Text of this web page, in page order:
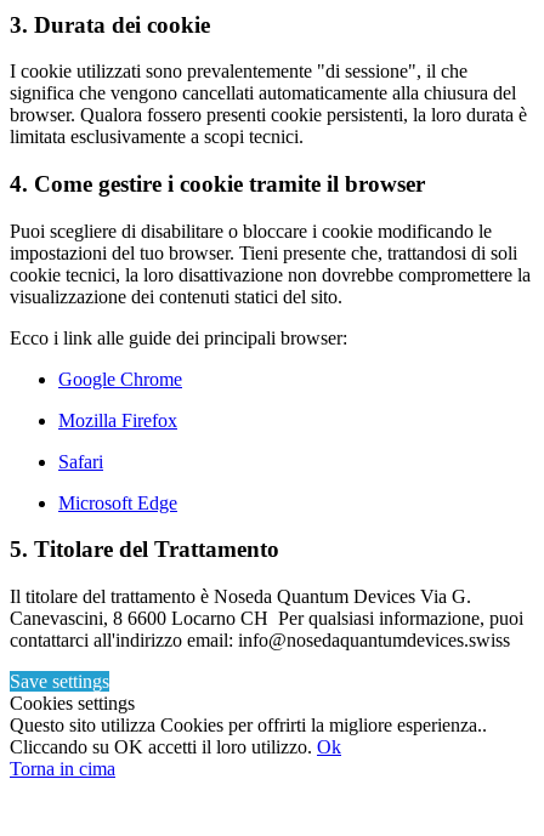
3. Durata dei cookie
I cookie utilizzati sono prevalentemente "di sessione", il che
significa che vengono cancellati automaticamente alla chiusura del
browser. Qualora fossero presenti cookie persistenti, la loro durata è
limitata esclusivamente a scopi tecnici.
4. Come gestire i cookie tramite il browser
Puoi scegliere di disabilitare o bloccare i cookie modificando le
impostazioni del tuo browser. Tieni presente che, trattandosi di soli
cookie tecnici, la loro disattivazione non dovrebbe compromettere la
visualizzazione dei contenuti statici del sito.
Ecco i link alle guide dei principali browser:
Google Chrome
Mozilla Firefox
Safari
Microsoft Edge
5. Titolare del Trattamento
Il titolare del trattamento è Noseda Quantum Devices Via G.
Canevascini, 8 6600 Locarno CH Per qualsiasi informazione, puoi
contattarci all'indirizzo email: info@nosedaquantumdevices.swiss
Save settings
Cookies settings
Questo sito utilizza Cookies per offrirti la migliore esperienza..
Cliccando su OK accetti il loro utilizzo. Ok
Torna in cima